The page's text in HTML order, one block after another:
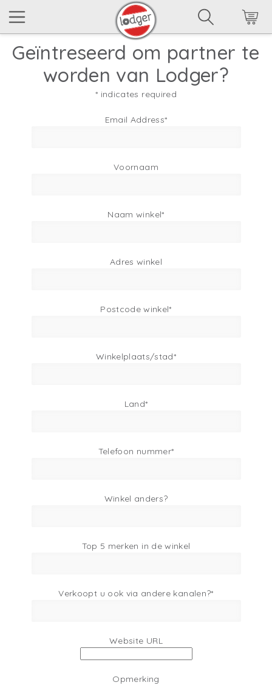
Geïntreseerd om partner te
worden van Lodger?
* indicates required
Email Address*
Voornaam
Naam winkel*
Adres winkel
Postcode winkel*
Winkelplaats/stad*
Land*
Telefoon nummer*
Winkel anders?
Top 5 merken in de winkel
Verkoopt u ook via andere kanalen?*
Website URL
Opmerking